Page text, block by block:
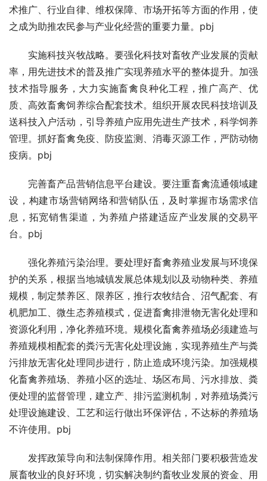
术推广、行业自律、维权保障、市场开拓等方面的作用，使
之成为助推农民参与产业化经营的重要力量。pbj
实施科技兴牧战略。要强化科技对畜牧产业发展的贡献
率，用先进技术的普及推广实现养殖水平的整体提升。加强
技术指导服务，大力实施畜禽良种化工程，推广高产、优
质、高效畜禽饲养综合配套技术。组织开展农民科技培训及
送科技入户活动，引导养殖户应用先进生产技术，科学饲养
管理。抓好畜禽免疫、防疫监测、消毒灭源工作，严防动物
疫病。pbj
完善畜产品营销信息平台建设。要注重畜禽流通领域建
设，构建市场营销网络和营销队伍，及时掌握市场需求信
息，拓宽销售渠道，为养殖户搭建适应产业发展的交易平
台。pbj
强化养殖污染治理。要处理好畜禽养殖业发展与环境保
护的关系，根据当地城镇发展总体规划以及动物种类、养殖
规模，制定禁养区、限养区，推行农牧结合、沼气配套、有
机肥加工、微生态养殖模式，促进畜禽排泄物无害化处理和
资源化利用，净化养殖环境。规模化畜禽养殖场必须建造与
养殖规模相配套的粪污无害化处理设施，实现养殖生产与粪
污排放无害化处理同步进行，防止造成环境污染。加强规模
化畜禽养殖场、养殖小区的选址、场区布局、污水排放、粪
便处理的监督管理，建立产、排污监测机制，对养殖场粪污
处理设施建设、工艺和运行做出环保评估，不达标的养殖场
不许使用。pbj
发挥政策导向和法制保障作用。相关部门要积极营造发
展畜牧业的良好环境，切实解决制约畜牧业发展的资金、用